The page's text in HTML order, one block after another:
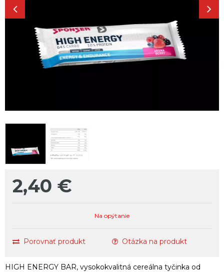
2,40 €
Na opýtanie
Porovnať produkt Otázka na produkt
HIGH ENERGY BAR, vysokokvalitná cereálna tyčinka od